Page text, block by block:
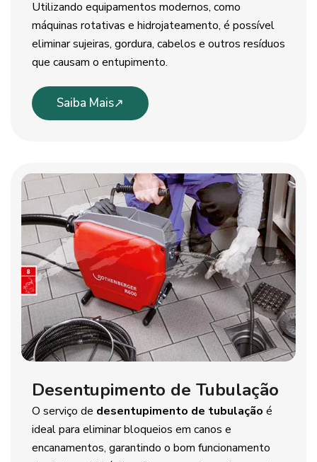
Utilizando equipamentos modernos, como
máquinas rotativas e hidrojateamento, é possível
eliminar sujeiras, gordura, cabelos e outros resíduos
que causam o entupimento.
Saiba Mais
Desentupimento de Tubulação
O serviço de desentupimento de tubulação é
ideal para eliminar bloqueios em canos e
encanamentos, garantindo o bom funcionamento